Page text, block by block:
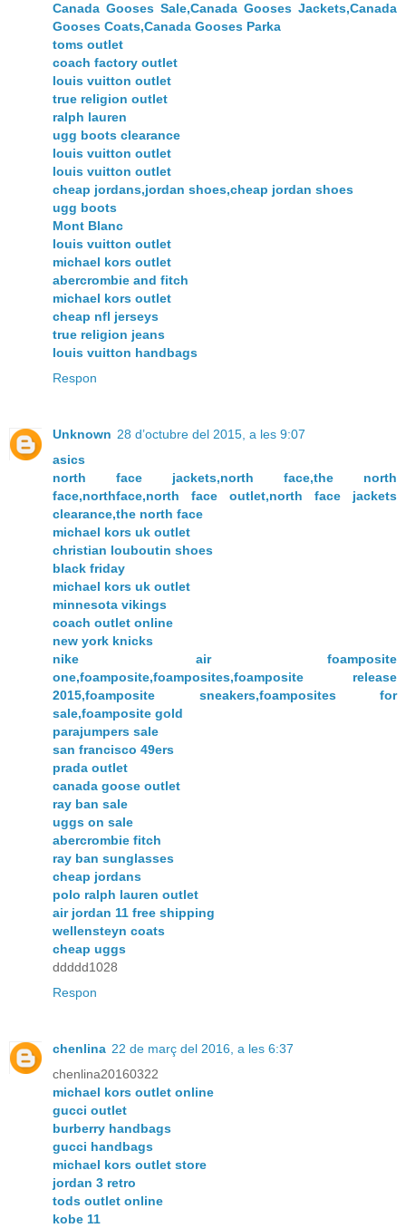
Canada Gooses Sale,Canada Gooses Jackets,Canada
Gooses Coats,Canada Gooses Parka
toms outlet
coach factory outlet
louis vuitton outlet
true religion outlet
ralph lauren
ugg boots clearance
louis vuitton outlet
louis vuitton outlet
cheap jordans,jordan shoes,cheap jordan shoes
ugg boots
Mont Blanc
louis vuitton outlet
michael kors outlet
abercrombie and fitch
michael kors outlet
cheap nfl jerseys
true religion jeans
louis vuitton handbags
Respon
Unknown 28 d’octubre del 2015, a les 9:07
asics
north face jackets,north face,the north
face,northface,north face outlet,north face jackets
clearance,the north face
michael kors uk outlet
christian louboutin shoes
black friday
michael kors uk outlet
minnesota vikings
coach outlet online
new york knicks
nike air foamposite
one,foamposite,foamposites,foamposite release
2015,foamposite sneakers,foamposites for
sale,foamposite gold
parajumpers sale
san francisco 49ers
prada outlet
canada goose outlet
ray ban sale
uggs on sale
abercrombie fitch
ray ban sunglasses
cheap jordans
polo ralph lauren outlet
air jordan 11 free shipping
wellensteyn coats
cheap uggs
ddddd1028
Respon
chenlina 22 de març del 2016, a les 6:37
chenlina20160322
michael kors outlet online
gucci outlet
burberry handbags
gucci handbags
michael kors outlet store
jordan 3 retro
tods outlet online
kobe 11